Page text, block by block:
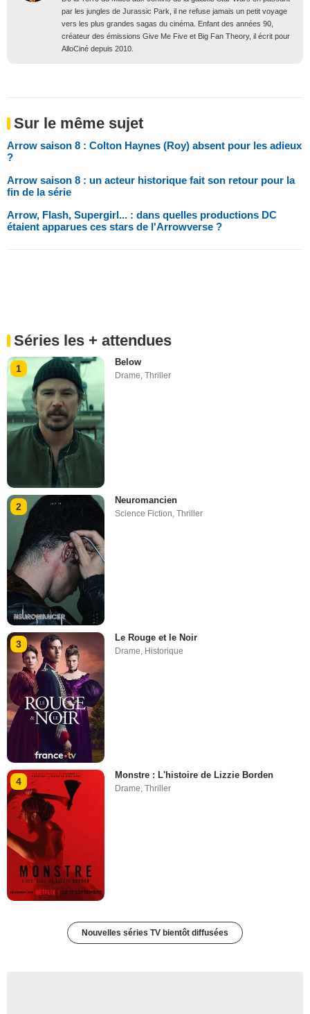
par les jungles de Jurassic Park, il ne refuse jamais un petit voyage
vers les plus grandes sagas du cinéma. Enfant des années 90,
créateur des émissions Give Me Five et Big Fan Theory, il écrit pour
AlloCiné depuis 2010.
Sur le même sujet
Arrow saison 8 : Colton Haynes (Roy) absent pour les adieux
?
Arrow saison 8 : un acteur historique fait son retour pour la
fin de la série
Arrow, Flash, Supergirl... : dans quelles productions DC
étaient apparues ces stars de l'Arrowverse ?
Séries les + attendues
1
Below
Drame,Thriller
2
Neuromancien
Science Fiction ,Thriller
3
Le Rouge et le Noir
Drame, Historique
4
Monstre : L'histoire de Lizzie Borden
Drame,Thriller
Nouvelles séries TV bientôt diffusées